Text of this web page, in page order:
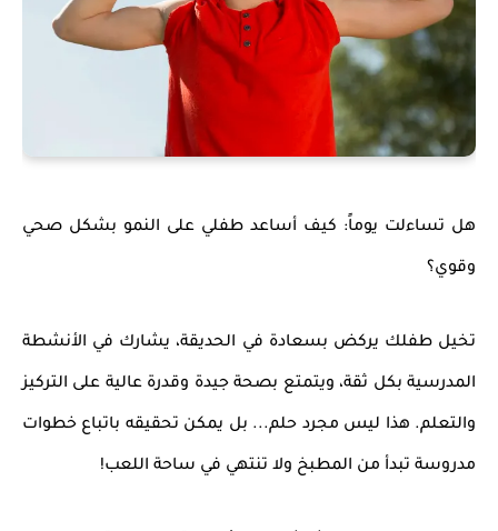
هل تساءلت يوماً: كيف أساعد طفلي على النمو بشكل صحي
وقوي؟
تخيل طفلك يركض بسعادة في الحديقة، يشارك في الأنشطة
المدرسية بكل ثقة، ويتمتع بصحة جيدة وقدرة عالية على التركيز
والتعلم. هذا ليس مجرد حلم... بل يمكن تحقيقه باتباع خطوات
مدروسة تبدأ من المطبخ ولا تنتهي في ساحة اللعب!